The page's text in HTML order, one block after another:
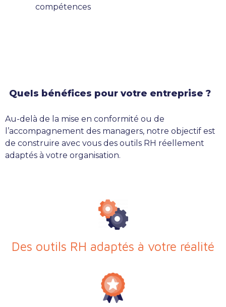
compétences
Quels bénéfices pour votre entreprise ?
Au-delà de la mise en conformité ou de
l’accompagnement des managers, notre objectif est
de construire avec vous des outils RH réellement
adaptés à votre organisation.
Des outils RH adaptés à votre réalité